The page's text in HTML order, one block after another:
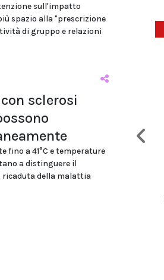
sull'impatto
spazio alla "prescrizione
di gruppo e relazioni
sclerosi
fino a 41°C e temperature
a distinguere il
ricaduta della malattia